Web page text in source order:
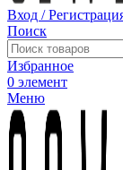
Вход /
Поиск
Избранное
0 элемент
Меню